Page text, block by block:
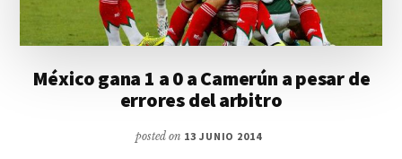
México gana 1 a 0 a Camerún a pesar de
errores del arbitro
posted on 13 JUNIO 2014